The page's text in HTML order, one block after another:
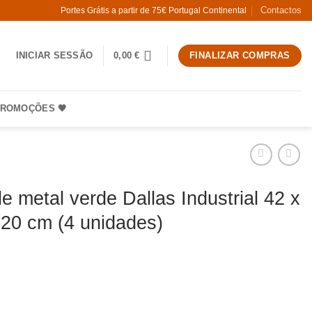
Portes Grátis a partir de 75€ Portugal Continental Contactos
INICIAR SESSÃO 0,00€ FINALIZAR COMPRAS
🧡
metal verde Dallas Industrial 42 x
cm (4 unidades)